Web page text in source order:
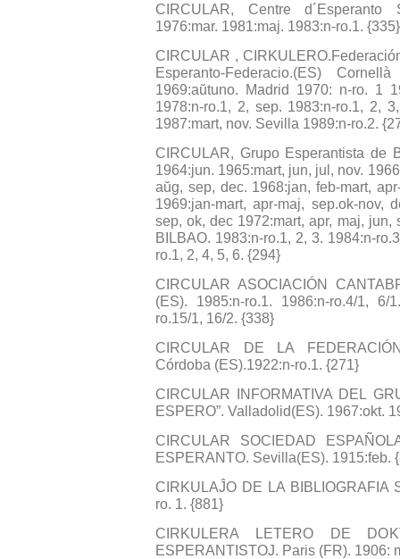
CIRCULAR, Centre
1976:mar. 1981:maj. 1983:n-ro.1. {335}
CIRCULAR ,
Esperanto-Federacio.(ES)
1969:aŭtuno. Madrid 1970: n-ro. 1
1978:n-ro.1, 2, sep. 1983:n-ro.1, 2,
1987:mart, nov. Sevilla 1989:n-ro.2.
CIRCULAR, Grupo Esperantista de
1964:jun. 1965:mart, jun, jul, nov.
aŭg, sep, dec. 1968:jan, feb-mart,
1969:jan-mart, apr-maj, sep.ok-nov,
sep, ok, dec 1972:mart, apr, maj,
BILBAO. 1983:n-ro.1, 2, 3. 1984:n-
ro.1, 2, 4, 5, 6. {294}
CIRCULAR ASOCIACIÓN
(ES). 1985:n-ro.1. 1986:n-ro.4/1,
ro.15/1, 16/2. {338}
CIRCULAR DE LA
Córdoba (ES).1922:n-ro.1. {271}
CIRCULAR INFORMATIVA DEL
ESPERO”. Valladolid(ES). 1967:okt.
CIRCULAR SOCIEDAD
ESPERANTO. Sevilla(ES). 1915:feb.
CIRKULAĴO DE LA BIBLIOGRAFIA
ro. 1. {881}
CIRKULERA LETERO DE
ESPERANTISTOJ. Paris (FR). 1906: